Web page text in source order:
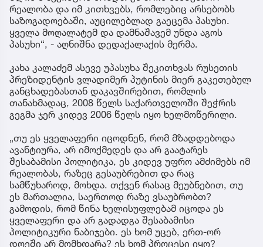
რეალობა და იმ კითხვებს, რომლებიც არსებობს
საზოგადოებაში, აუცილებლად გაეცემა პასუხი.
ყველა მოღალატემ და დამნაშავემ უნდა აგოს
პასუხი“, - აღნიშნა დედაქალაქის მერმა.
კახა კალაძემ ასევე უპასუხა შეკითხვას რუსეთის
პრეზიდენტის ვლადიმერ პუტინის მიერ გაკეთებულ
განცხადებასთან დაკავშირებით, რომლის
თანახმადაც, 2008 წელს საქართველოში შეჭრის
გეგმა ჯერ კიდევ 2006 წელს იყო ხელმოწერილი.
„თუ ეს ყველაფერი იცოდნენ, რომ მზადდებოდა
ავანტიურა, არ იმოქმედეს და არ გაატარეს
შესაბამისი პოლიტიკა, ეს კიდევ უფრო ამძიმებს იმ
რეალობას, რაზეც გესაუბრებით და რაც
სამწუხაროდ, მოხდა. თქვენ რასაც მეუბნებით, თუ
ეს მართალია, საერთოდ რაზე ვსაუბრობთ?
გამოდის, რომ წინა ხელისუფლებამ იცოდა ეს
ყველაფერი და არ გადადგა შესაბამისი
პოლიტიკური ნაბიჯები. ეს ხომ უცებ, ერთ-ორ
დღეში არ მომხდარა? ეს ხომ პროცესი იყო?